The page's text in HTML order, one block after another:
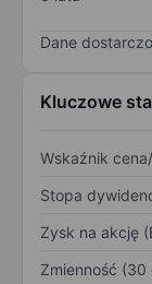
Dane
Kluczowe
Wskaźnik
Stopa
Zysk na akcję
Zmienność (30